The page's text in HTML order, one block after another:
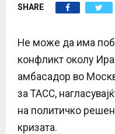
E
N
U
SHARE
Не може да има
конфликт околу
амбасадор во
за ТАСС,
на политичко
кризата.